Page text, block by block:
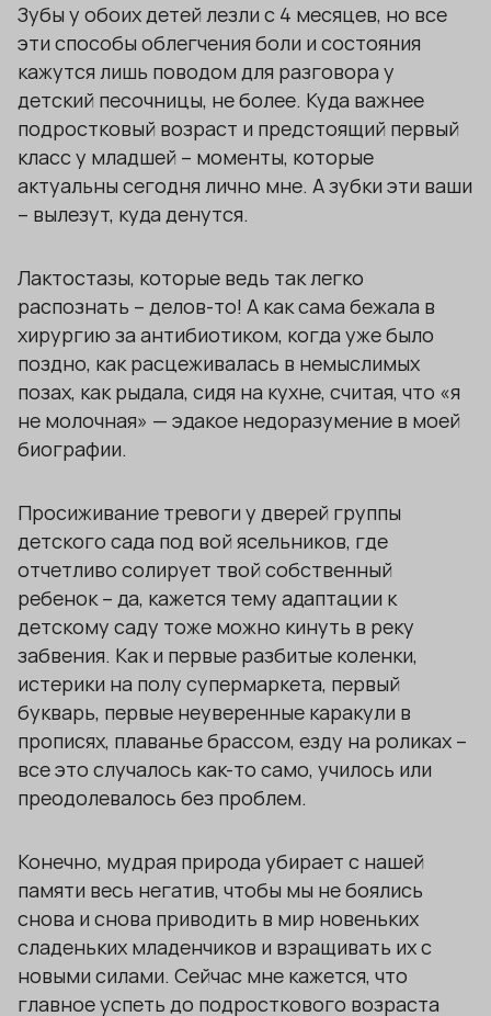
Зубы у обоих детей лезли с 4 месяцев, но все
эти способы облегчения боли и состояния
кажутся лишь поводом для разговора у
детский песочницы, не более. Куда важнее
подростковый возраст и предстоящий первый
класс у младшей – моменты, которые
актуальны сегодня лично мне. А зубки эти ваши
– вылезут, куда денутся.
Лактостазы, которые ведь так легко
распознать – делов-то! А как сама бежала в
хирургию за антибиотиком, когда уже было
поздно, как расцеживалась в немыслимых
позах, как рыдала, сидя на кухне, считая, что «я
не молочная» — эдакое недоразумение в моей
биографии.
Просиживание тревоги у дверей группы
детского сада под вой ясельников, где
отчетливо солирует твой собственный
ребенок – да, кажется тему адаптации к
детскому саду тоже можно кинуть в реку
забвения. Как и первые разбитые коленки,
истерики на полу супермаркета, первый
букварь, первые неуверенные каракули в
прописях, плаванье брассом, езду на роликах –
все это случалось как-то само, училось или
преодолевалось без проблем.
Конечно, мудрая природа убирает с нашей
памяти весь негатив, чтобы мы не боялись
снова и снова приводить в мир новеньких
сладеньких младенчиков и взращивать их с
новыми силами. Сейчас мне кажется, что
главное успеть до подросткового возраста